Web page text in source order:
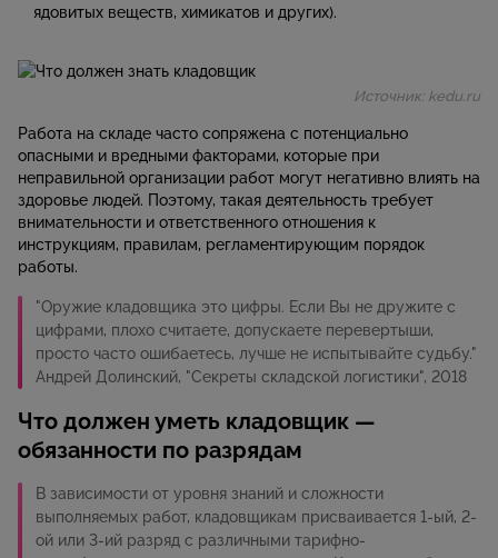
ядовитых веществ, химикатов и других).
Источник: kedu.ru
Работа на складе часто сопряжена с потенциально
опасными и вредными факторами, которые при
неправильной организации работ могут негативно влиять на
здоровье людей. Поэтому, такая деятельность требует
внимательности и ответственного отношения к
инструкциям, правилам, регламентирующим порядок
работы.
"Оружие кладовщика это цифры. Если Вы не дружите с
цифрами, плохо считаете, допускаете перевертыши,
просто часто ошибаетесь, лучше не испытывайте судьбу."
Андрей Долинский, "Секреты складской логистики", 2018
Что должен уметь кладовщик —
обязанности по разрядам
В зависимости от уровня знаний и сложности
выполняемых работ, кладовщикам присваивается 1-ый, 2-
ой или 3-ий разряд с различными тарифно-